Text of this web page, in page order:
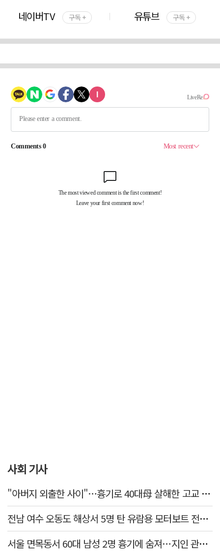
네이버TV 구독 + 유튜브 구독 +
사회 기사
"아버지 외출한 사이"…흉기로 40대母 살해한 고교 자퇴생, 구속 기로에
전남 여수 오동도 해상서 5명 탄 유람용 모터보트 전복…2명 숨져
서울 면목동서 60대 남성 2명 흉기에 숨져…지인 관계로 추정